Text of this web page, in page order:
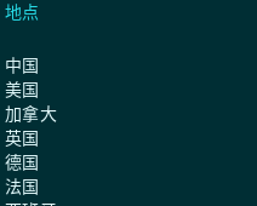
地点
中国
美国
加拿大
英国
德国
法国